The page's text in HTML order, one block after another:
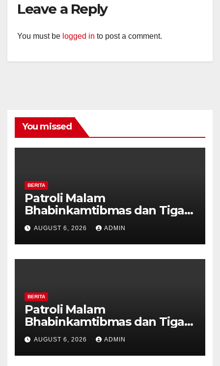
Leave a Reply
You must be logged in to post a comment.
You missed
BERITA
Patroli Malam
Bhabinkamtibmas dan Tiga
Pilar Kelurahan Ungaran
Perkuat Kamtibmas, Warga
Diajak Aktifkan Ronda
AUGUST 6, 2026 ADMIN
BERITA
Patroli Malam
Bhabinkamtibmas dan Tiga
Pilar Kelurahan Ungaran
Perkuat Kamtibmas, Warga
Diajak Aktifkan Ronda
AUGUST 6, 2026 ADMIN